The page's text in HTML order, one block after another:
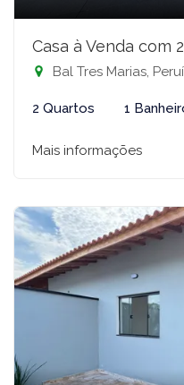
Casa à Venda com
Bal Tres Marias,
2 Quartos 1
Mais informações